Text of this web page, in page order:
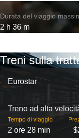
Durata del viaggio
2 h 36 m
Treni sulla
Eurostar
Treno ad alta
Tempo di viaggio
2 ore 28 min